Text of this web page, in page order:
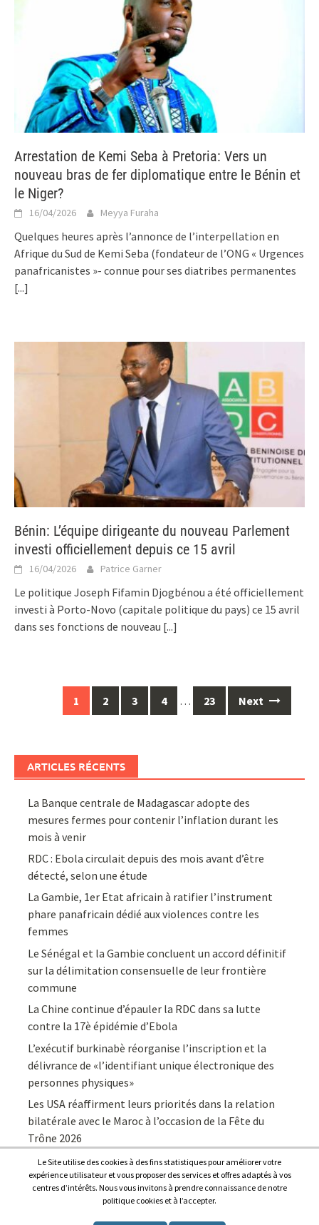
Arrestation de Kemi Seba à Pretoria: Vers un
nouveau bras de fer diplomatique entre le Bénin et
le Niger?
16/04/2026 Meyya Furaha
Quelques heures après l’annonce de l’interpellation en
Afrique du Sud de Kemi Seba (fondateur de l’ONG « Urgences
panafricanistes »- connue pour ses diatribes permanentes
[...]
Bénin: L’équipe dirigeante du nouveau Parlement
investi officiellement depuis ce 15 avril
16/04/2026 Patrice Garner
Le politique Joseph Fifamin Djogbénou a été officiellement
investi à Porto-Novo (capitale politique du pays) ce 15 avril
dans ses fonctions de nouveau [...]
navigation
1 2 3 4 … 23 Next
ARTICLES RÉCENTS
La Banque centrale de Madagascar adopte des
mesures fermes pour contenir l’inflation durant les
mois à venir
RDC : Ebola circulait depuis des mois avant d’être
détecté, selon une étude
La Gambie, 1er Etat africain à ratifier l’instrument
phare panafricain dédié aux violences contre les
femmes
Le Sénégal et la Gambie concluent un accord définitif
sur la délimitation consensuelle de leur frontière
commune
La Chine continue d’épauler la RDC dans sa lutte
contre la 17è épidémie d’Ebola
L’exécutif burkinabè réorganise l’inscription et la
délivrance de «l’identifiant unique électronique des
personnes physiques»
Les USA réaffirment leurs priorités dans la relation
bilatérale avec le Maroc à l’occasion de la Fête du
Trône 2026
Le Site utilise des cookies à des fins statistiques pour améliorer votre
expérience utilisateur et vous proposer des services et offres adaptés à vos
centres d’intérêts. Nous vous invitons à prendre connaissance de notre
politique cookies et à l’accepter.